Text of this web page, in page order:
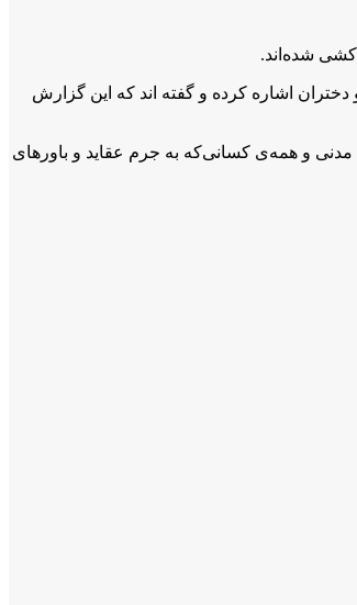
شده‌اند.
اشاره کرده و گفته اند که این گزارش
مدنی و همه‌ی کسانی‌که به جرم عقاید و باورهای